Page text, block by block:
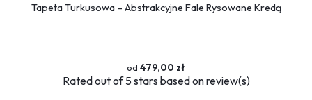
Tapeta Turkusowa – Abstrakcyjne Fale Rysowane Kredą
479,00 zł
Ratedout of 5 stars based onreview(s)